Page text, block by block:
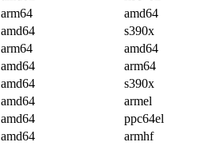
arm64
amd64
amd64
s390x
arm64
amd64
amd64
arm64
amd64
s390x
amd64
armel
amd64
ppc64el
amd64
armhf